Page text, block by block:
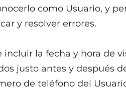
como Usuario, y
y resolver errores.
la fecha y hora de
justo antes y después
de teléfono del